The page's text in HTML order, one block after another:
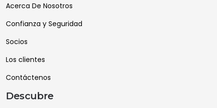
Acerca De Nosotros
Confianza y Seguridad
Socios
Los clientes
Contáctenos
Descubre